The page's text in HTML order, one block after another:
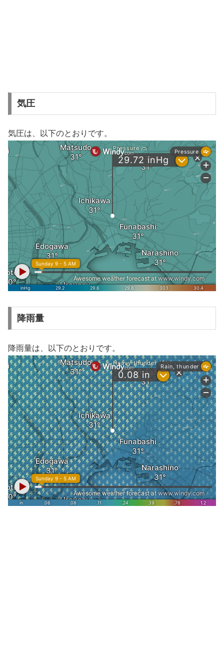
気圧
気圧は、以下のとおりです。
降雨量
降雨量は、以下のとおりです。